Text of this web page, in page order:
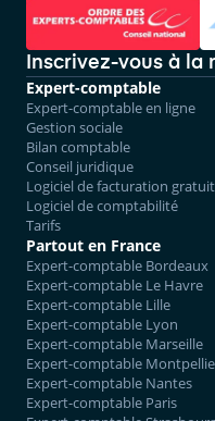
Inscrivez-vous à la
Expert-comptable
Expert-comptable en ligne
Gestion sociale
Bilan comptable
Conseil juridique
Logiciel de facturation gratuit
Logiciel de comptabilité
Tarifs
Partout en France
Expert-comptable Bordeaux
Expert-comptable Le Havre
Expert-comptable Lille
Expert-comptable Lyon
Expert-comptable Marseille
Expert-comptable
Expert-comptable Nantes
Expert-comptable Paris